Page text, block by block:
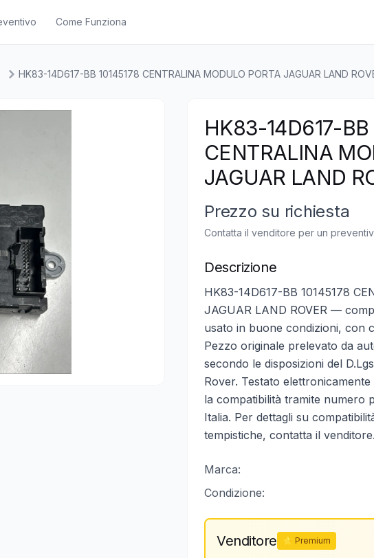
Come Funziona
HK83-14D617-BB 10145178 CENTRALINA MODULO PORTA JAGUAR LAND
HK83-14D617-BB
CENTRALINA
JAGUAR LAND
Prezzo su richiesta
Contatta il venditore per un
Descrizione
HK83-14D617-BB 10145178
JAGUAR LAND ROVER —
usato in buone condizioni, con
Pezzo originale prelevato da
secondo le disposizioni del
Rover. Testato
la compatibilità tramite numero
Italia. Per dettagli su
tempistiche, contatta il venditore.
Marca:
Condizione:
Venditore ⭐ Premium